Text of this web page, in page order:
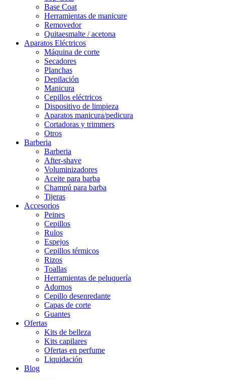
Base Coat
Herramientas de manicure
Removedor
Quitaesmalte / acetona
Aparatos Eléctricos
Máquina de corte
Secadores
Planchas
Depilación
Manicura
Cepillos eléctricos
Dispositivo de limpieza
Aparatos manicura/pedicura
Cortadoras y trimmers
Otros
Barberia
Barberia
After-shave
Voluminizadores
Aceite para barba
Champú para barba
Tijeras
Accesorios
Peines
Cepillos
Rulos
Espejos
Cepillos térmicos
Rizos
Toallas
Herramientas de peluquería
Adornos
Cepillo desenredante
Capas de corte
Guantes
Ofertas
Kits de belleza
Kits capilares
Ofertas en perfume
Liquidación
Blog